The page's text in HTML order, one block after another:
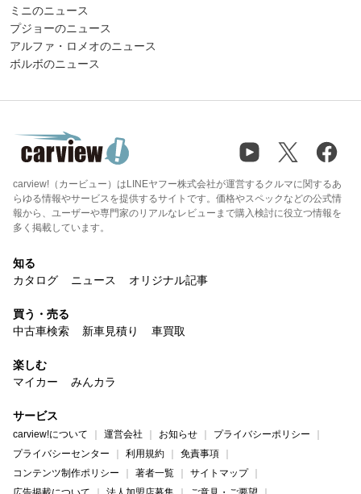
ミニのニュース
プジョーのニュース
アルファ・ロメオのニュース
ボルボのニュース
carview!（カービュー）はLINEヤフー株式会社が運営するクルマに関するあ
らゆる情報やサービスを提供するサイトです。価格やスペックなどの公式情
報から、ユーザーや専門家のリアルなレビューまで購入検討に役立つ情報を
多く掲載しています。
知る
カタログ
ニュース オリジナル記事
買う・売る
中古車検索
新車見積り 車買取
楽しむ
マイカー
みんカラ
サービス
carview!について 運営会社 お知らせ
プライバシーポリシー
プライバシーセンター
利用規約
免責事項
コンテンツ制作ポリシー
著者一覧
サイトマップ